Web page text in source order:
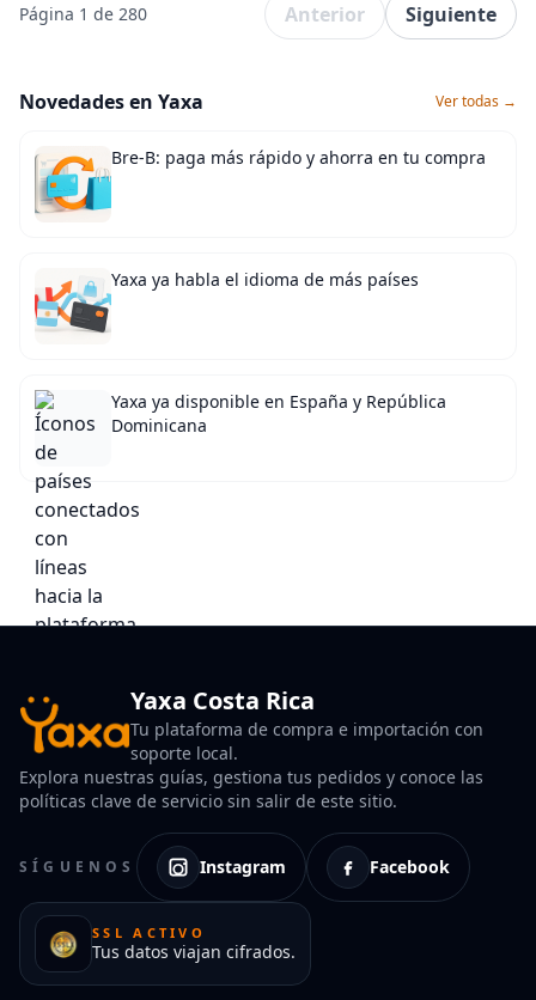
Página 1 de 280 Anterior Siguiente
Novedades en Yaxa Ver todas →
Bre-B: paga más rápido y ahorra en tu compra
Yaxa ya habla el idioma de más países
Yaxa ya disponible en España y República
Dominicana
Yaxa Costa Rica
Tu plataforma de compra e importación con
soporte local.
Explora nuestras guías, gestiona tus pedidos y conoce las
políticas clave de servicio sin salir de este sitio.
SÍGUENOS Instagram Facebook
SSL ACTIVO
Tus datos viajan cifrados.